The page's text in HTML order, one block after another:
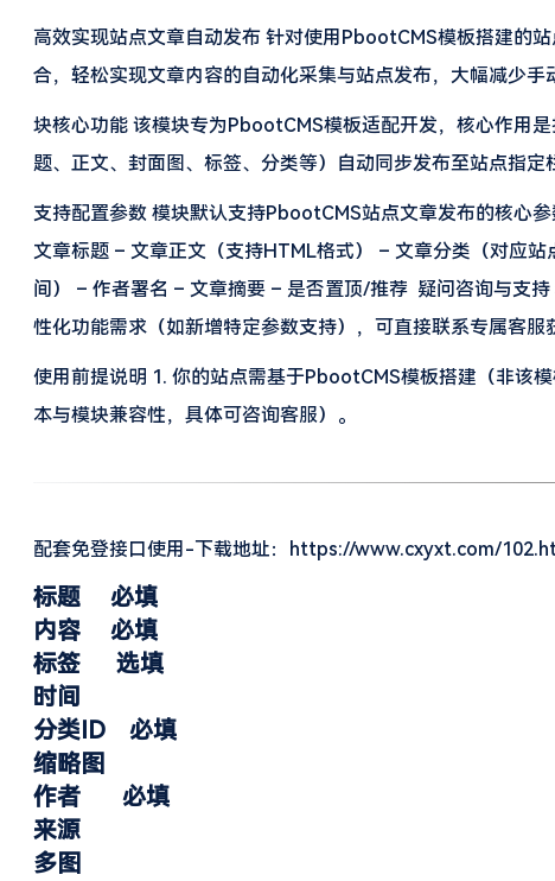
高效实现站点文章自动发布 针对使用PbootCMS模板搭建的
合，轻松实现文章内容的自动化采集与站点发布，大幅减少手
块核心功能 该模块专为PbootCMS模板适配开发，核心作用
题、正文、封面图、标签、分类等）自动同步发布至站点指
支持配置参数 模块默认支持PbootCMS站点文章发布的核心
文章标题 – 文章正文（支持HTML格式） – 文章分类（对应
间） – 作者署名 – 文章摘要 – 是否置顶/推荐 疑问咨询与支
性化功能需求（如新增特定参数支持），可直接联系专属客
使用前提说明 1. 你的站点需基于PbootCMS模板搭建（非该
本与模块兼容性，具体可咨询客服）。
配套免登接口使用-下载地址：https://www.cxyxt.com/
标题 必填
内容 必填
标签 选填
时间
分类ID 必填
缩略图
作者 必填
来源
多图